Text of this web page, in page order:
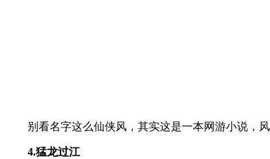
别看名字这么仙侠风，其实这是一本网游小说，风
4.猛龙过江